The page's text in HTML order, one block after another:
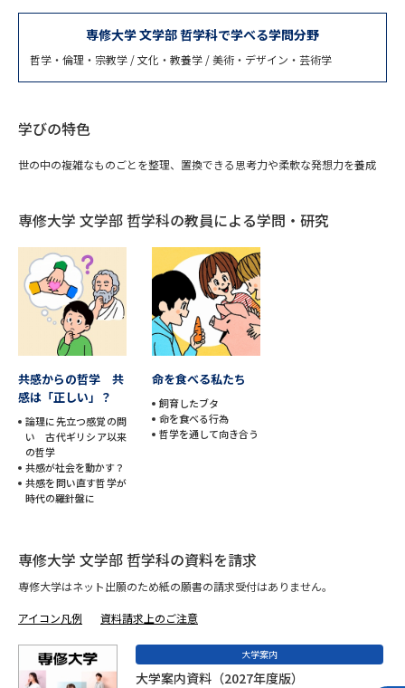
大学入学共通テスト「受験上の
配慮案内」の請求
高等学校卒業程度認定試験
幼稚園教員資格認定試験 小学校教員資格認定試験
高等学校（情報）教員資格認定
大学研究 大学検索
大学で学べる内容や特徴を調べる
新増設大学・学部・学科特集
国際・グローバルに強い大学特
集
データサイエンス特集 奨学金・特待生制度特集
デジタルパンフレット 進路の３択
新学年スタート号特集ページ
（高3生用）
オープンキャンパスなどを調べる
オープンキャンパス検索
来場型・Web型イベント特集 夢ナビライブ
専修大学 文学部 哲学科で学べる学問分野
哲学・倫理・宗教学 / 文化・教養学 / 美術・デザイン・芸術学
学びの特色
世の中の複雑なものごとを整理、置換できる思考力や柔軟な発想力を養成
専修大学 文学部 哲学科の教員による学問・研究
共感からの哲学 共
感は「正しい」？
論理に先立つ感覚の問
い 古代ギリシア以来
の哲学
共感が社会を動かす？
共感を問い直す哲学が
時代の羅針盤に
命を食べる私たち
飼育したブタ
命を食べる行為
哲学を通して向き合う
専修大学 文学部 哲学科の資料を請求
専修大学はネット出願のため紙の願書の請求受付はありません。
アイコン凡例 資料請求上のご注意
大学案内
大学案内資料（2027年度版）